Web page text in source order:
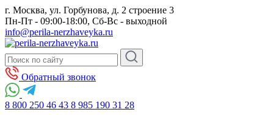
г. Москва, ул. Горбунова, д. 2 строение 3
Пн-Пт - 09:00-18:00, Сб-Вс - выходной
info@perila-nerzhaveyka.ru
Обратный звонок
8 800 250 46 43 8 985 190 31 28